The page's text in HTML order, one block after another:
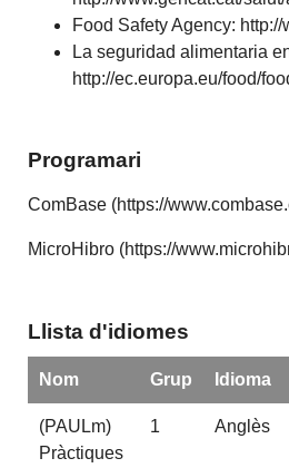
Food Safety Agency:
La seguridad alimentaria
http://ec.europa.eu/food/
Programari
ComBase (https://
MicroHibro (https://
Llista d'idiomes
Nom Grup Idioma
(PAULm)
Pràctiques
1 Anglès